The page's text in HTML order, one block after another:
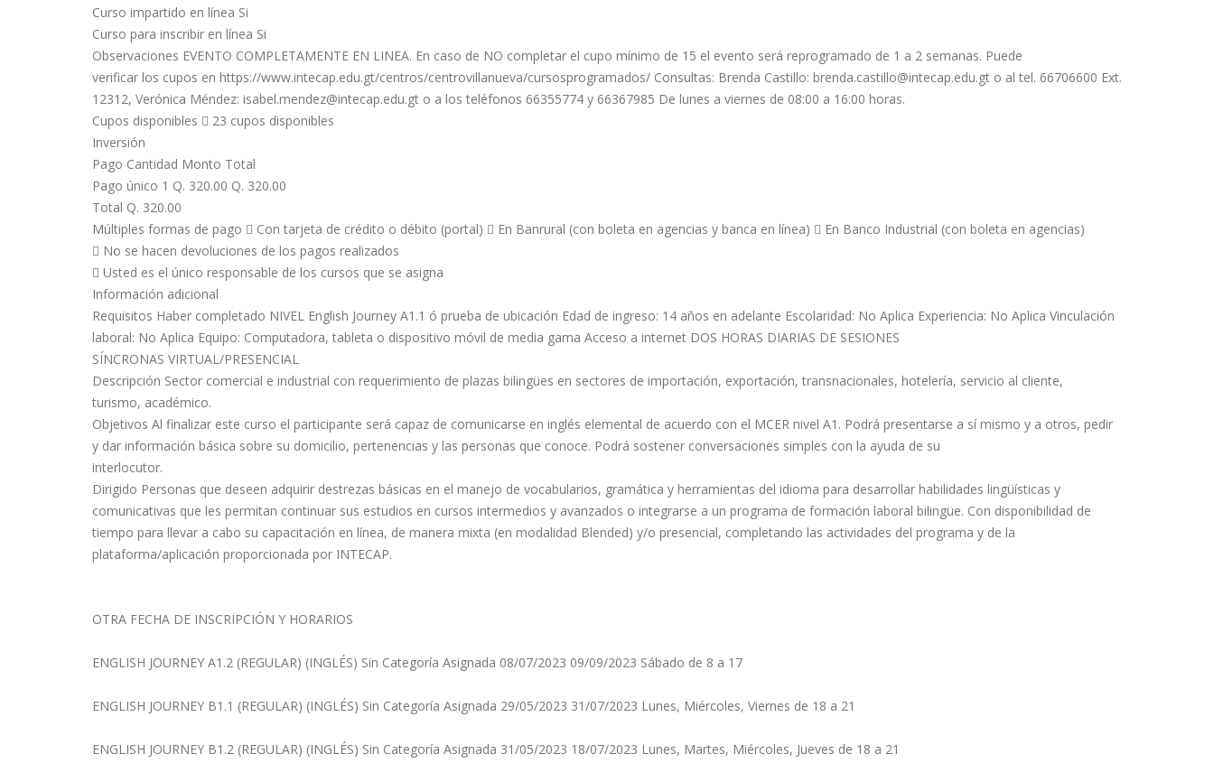
Curso impartido en línea Si
Curso para inscribir en línea Si
Observaciones EVENTO COMPLETAMENTE EN LINEA. En caso de NO completar el cupo mínimo de 15 el evento será reprogramado de 1 a 2 semanas. Puede
verificar los cupos en https://www.intecap.edu.gt/centros/centrovillanueva/cursosprogramados/ Consultas: Brenda Castillo: brenda.castillo@intecap.edu.gt o al tel. 66706600 Ext.
12312, Verónica Méndez: isabel.mendez@intecap.edu.gt o a los teléfonos 66355774 y 66367985 De lunes a viernes de 08:00 a 16:00 horas.
Cupos disponibles  23 cupos disponibles
Inversión
Pago Cantidad Monto Total
Pago único 1 Q. 320.00 Q. 320.00
Total Q. 320.00
Múltiples formas de pago  Con tarjeta de crédito o débito (portal)  En Banrural (con boleta en agencias y banca en línea)  En Banco Industrial (con boleta en agencias)
 No se hacen devoluciones de los pagos realizados
 Usted es el único responsable de los cursos que se asigna
Información adicional
Requisitos Haber completado NIVEL English Journey A1.1 ó prueba de ubicación Edad de ingreso: 14 años en adelante Escolaridad: No Aplica Experiencia: No Aplica Vinculación
laboral: No Aplica Equipo: Computadora, tableta o dispositivo móvil de media gama Acceso a internet DOS HORAS DIARIAS DE SESIONES
SÍNCRONAS VIRTUAL/PRESENCIAL
Descripción Sector comercial e industrial con requerimiento de plazas bilingües en sectores de importación, exportación, transnacionales, hotelería, servicio al cliente,
turismo, académico.
Objetivos Al finalizar este curso el participante será capaz de comunicarse en inglés elemental de acuerdo con el MCER nivel A1. Podrá presentarse a sí mismo y a otros, pedir
y dar información básica sobre su domicilio, pertenencias y las personas que conoce. Podrá sostener conversaciones simples con la ayuda de su
interlocutor.
Dirigido Personas que deseen adquirir destrezas básicas en el manejo de vocabularios, gramática y herramientas del idioma para desarrollar habilidades lingüísticas y
comunicativas que les permitan continuar sus estudios en cursos intermedios y avanzados o integrarse a un programa de formación laboral bilingüe. Con disponibilidad de
tiempo para llevar a cabo su capacitación en línea, de manera mixta (en modalidad Blended) y/o presencial, completando las actividades del programa y de la
plataforma/aplicación proporcionada por INTECAP.
OTRA FECHA DE INSCRIPCIÓN Y HORARIOS
ENGLISH JOURNEY A1.2 (REGULAR) (INGLÉS) Sin Categoría Asignada 08/07/2023 09/09/2023 Sábado de 8 a 17
ENGLISH JOURNEY B1.1 (REGULAR) (INGLÉS) Sin Categoría Asignada 29/05/2023 31/07/2023 Lunes, Miércoles, Viernes de 18 a 21
ENGLISH JOURNEY B1.2 (REGULAR) (INGLÉS) Sin Categoría Asignada 31/05/2023 18/07/2023 Lunes, Martes, Miércoles, Jueves de 18 a 21